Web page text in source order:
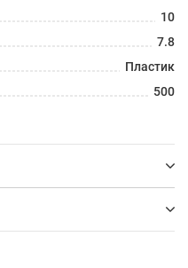
10
7.8
Пластик
500